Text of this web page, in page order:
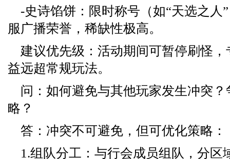
-史诗馅饼：限时称号（如“天选之人
服广播荣誉，稀缺性极高。
建议优先级：活动期间可暂停刷怪
益远超常规玩法。
问：如何避免与其他玩家发生冲突
略？
答：冲突不可避免，但可优化策略：
1.组队分工：与行会成员组队，分区